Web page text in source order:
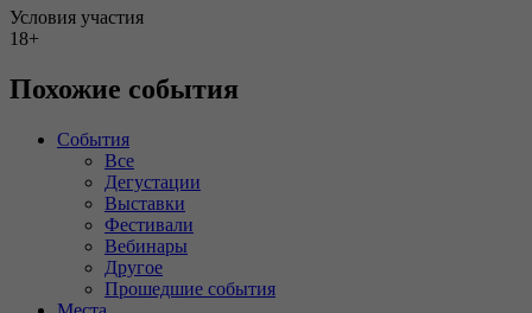
Условия участия
18+
Похожие события
События
Все
Дегустации
Выставки
Фестивали
Вебинары
Другое
Прошедшие события